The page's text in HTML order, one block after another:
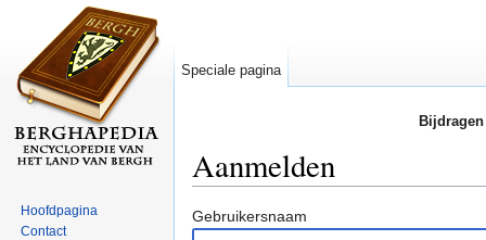
Aanmelden
Gebruikersnaam
Speciale pagina
Hoofdpagina
Contact